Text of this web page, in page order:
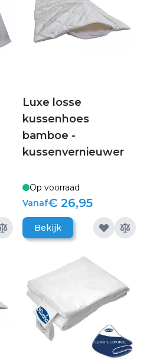
Luxe losse
kussenhoes
bamboe -
kussenvernieuwer
Op voorraad
Vanaf€ 26,95
Bekijk